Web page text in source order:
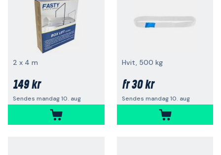
2 x 4 m
149 kr
Sendes mandag 10. aug
Hvit, 500 kg
fr30 kr
Sendes mandag 10. aug